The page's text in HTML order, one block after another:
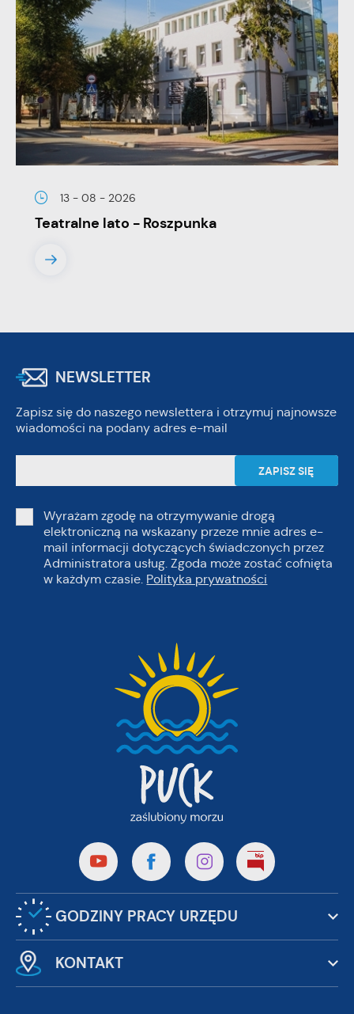
13 - 08 - 2026
Teatralne lato - Roszpunka
NEWSLETTER
Zapisz się do naszego newslettera i otrzymuj najnowsze
wiadomości na podany adres e-mail
Wyrażam zgodę na otrzymywanie drogą
elektroniczną na wskazany przeze mnie adres e-
mail informacji dotyczących świadczonych przez
Administratora usług. Zgoda może zostać cofnięta
w każdym czasie. Polityka prywatności
GODZINY PRACY URZĘDU
KONTAKT